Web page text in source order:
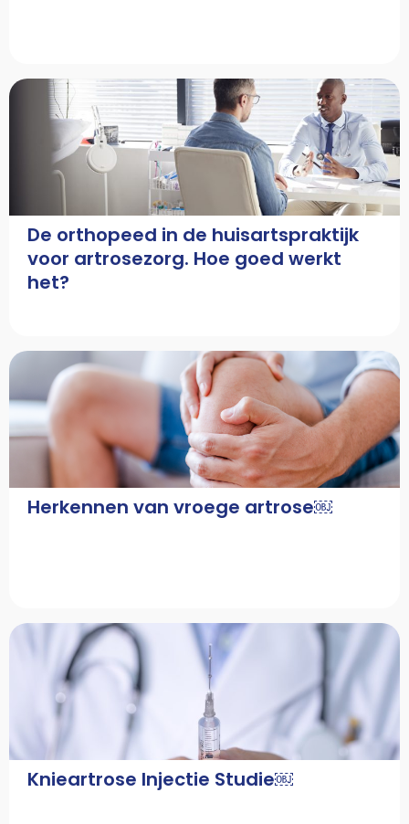
De orthopeed in de huisartspraktijk
voor artrosezorg. Hoe goed werkt
het?
Herkennen van vroege artrose￼
Knieartrose Injectie Studie￼